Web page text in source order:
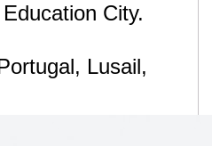
City.
Lusail,